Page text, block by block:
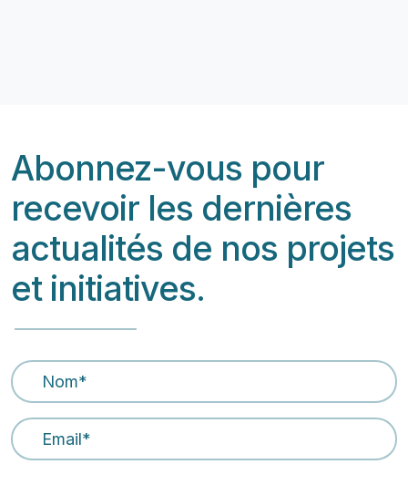
Abonnez-vous pour
recevoir les dernières
actualités de nos projets
et initiatives.
Nom *
Email Address